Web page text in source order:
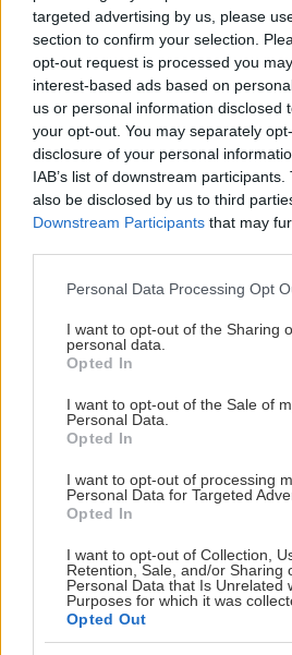
targeted advertising by us, please
section to confirm your selection.
opt-out request is processed you
interest-based ads based on
us or personal information disclosed
your opt-out. You may separately
disclosure of your personal
IAB’s list of downstream
also be disclosed by us to third
Downstream Participants that may
Please note that this website/app
not limited to your visit or usage
grant or deny consent to Google and
use your data for below specified
consent section.
Personal Data Processing Opt
I want to opt-out of the Sharing
personal data.
Opted In
I want to opt-out of the Sale of
Personal Data.
Opted In
I want to opt-out of processing
Personal Data for Targeted
Opted In
I want to opt-out of Collection,
Retention, Sale, and/or Sharing
Personal Data that Is Unrelated
Purposes for which it was
Opted Out
κινδυνεύει από το νερό. Η
περίπτωση, αν και σπάνια,
γι’ αυτό καλό θα ήταν να
κανόνες περί ασφαλούς
μην αφήνετε παιδιά χωρίς
κολυμπούν στη λίμνη .
περισχοίνιση, οι συμβουλές
θέλουμε να αρνηθούμε ούτε
κινδύνου, αλλά ούτε και την
Η λίμνη της Βουλιαγμένης
από νωρίς το πρωί μέχρι τις
Από τις 20.00 έως τις 2.00 ο
ποτό και φαγητό, χωρίς
Το ημερήσιο εισιτήριο
για τους δημότες
παιδιά από 5 έως 12 ετών.
δεν πληρώνουν εισιτήριο.
Ξαπλώστρες, ομπρέλες και
περιλαμβάνονται στην τιμή.